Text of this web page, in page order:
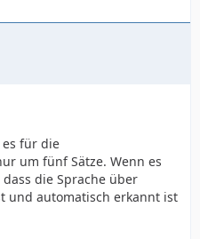
für die
um fünf Sätze. Wenn es
die Sprache über
und automatisch erkannt ist